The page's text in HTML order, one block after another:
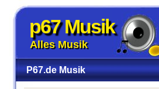
p67 Musik
Alles Musik
P67.de Musik